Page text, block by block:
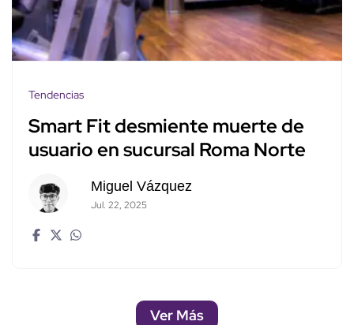
Tendencias
Smart Fit desmiente muerte de
usuario en sucursal Roma Norte
Miguel Vázquez
Jul. 22, 2025
Ver Más